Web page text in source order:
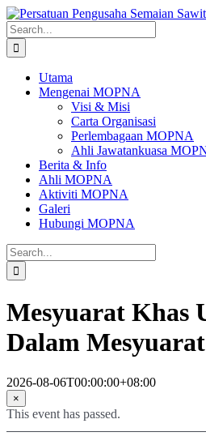
Skip
to
content
Search
for:
Utama
Mengenai MOPNA
Visi & Misi
Carta Organisasi
Perlembagaan MOPNA
Ahli Jawatankuasa
Berita & Info
Ahli MOPNA
Aktiviti MOPNA
Galeri
Hubungi MOPNA
Search
for:
Mesyuarat Khas
Dalam
2026-08-06T00:00:00+08:00
×
This event has passed.